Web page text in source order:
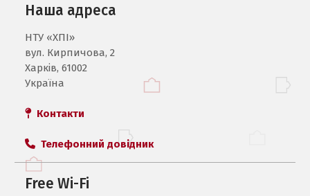
Наша адреса
НТУ «ХПI»
вул. Кирпичова, 2
Харків, 61002
Україна
Контакти
Телефонний довідник
Free Wi-Fi